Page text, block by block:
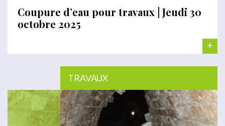
Coupure d’eau pour travaux | Jeudi 30
octobre 2025
+
TRAVAUX